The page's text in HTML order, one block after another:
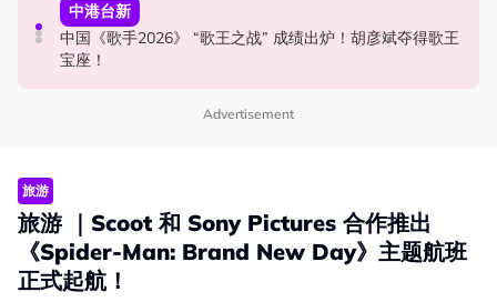
国际星闻
YG大楼遭女粉持高尔夫球杆猛砸！BLACKPINK 10周年最
新进展曝光！
中港台新
Jaclyn Victor现身《歌手2026》现场！遭粉丝野生捕获要
求合照！
中港台新
中国《歌手2026》 “歌王之战” 成绩出炉！胡彦斌夺得歌王
宝座！
Advertisement
旅游
旅游 ｜Scoot 和 Sony Pictures 合作推出
《Spider-Man: Brand New Day》主题航班
正式起航！